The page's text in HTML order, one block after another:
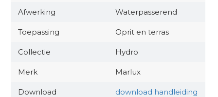
Afwerking Waterpasserend
Toepassing Oprit en terras
Collectie Hydro
Merk Marlux
Download download handleiding